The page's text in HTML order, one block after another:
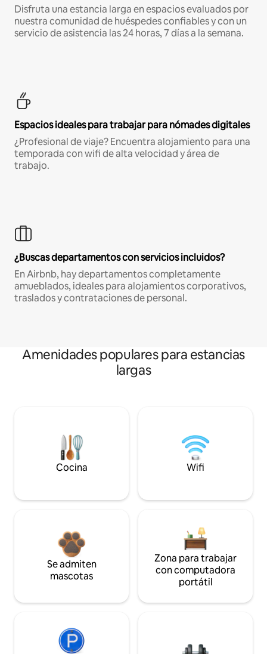
Disfruta una estancia larga en espacios evaluados por
nuestra comunidad de huéspedes confiables y con un
servicio de asistencia las 24 horas, 7 días a la semana.
Espacios ideales para trabajar para nómades digitales
¿Profesional de viaje? Encuentra alojamiento para una
temporada con wifi de alta velocidad y área de
trabajo.
¿Buscas departamentos con servicios incluidos?
En Airbnb, hay departamentos completamente
amueblados, ideales para alojamientos corporativos,
traslados y contrataciones de personal.
Amenidades populares para estancias
largas
Cocina Wifi
Se admiten
mascotas
Zona para trabajar
con computadora
portátil